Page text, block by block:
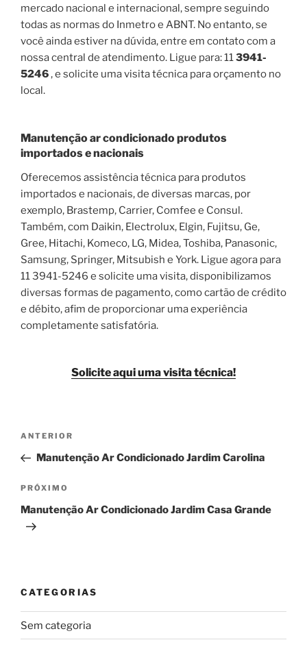
mercado nacional e internacional, sempre seguindo
todas as normas do Inmetro e ABNT. No entanto, se
você ainda estiver na dúvida, entre em contato com a
nossa central de atendimento. Ligue para: 113941-
5246, e solicite uma visita técnica para orçamento no
local.
Manutenção ar condicionado produtos
importados e nacionais
Oferecemos assistência técnica para produtos
importados e nacionais, de diversas marcas, por
exemplo, Brastemp, Carrier, Comfee e Consul.
Também, com Daikin, Electrolux, Elgin, Fujitsu, Ge,
Gree, Hitachi, Komeco, LG, Midea, Toshiba, Panasonic,
Samsung, Springer, Mitsubish e York. Ligue agora para
11 3941-5246 e solicite uma visita, disponibilizamos
diversas formas de pagamento, como cartão de crédito
e débito, afim de proporcionar uma experiência
completamente satisfatória.
Solicite aqui uma visita técnica!
Navegação
Post
Post
anterior
ANTERIOR
Manutenção Ar Condicionado Jardim Carolina
Próximo
post
PRÓXIMO
Manutenção Ar Condicionado Jardim Casa Grande
CATEGORIAS
Sem categoria